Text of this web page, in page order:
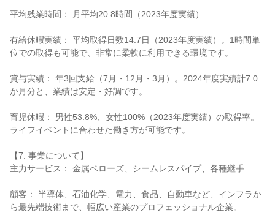
平均残業時間： 月平均20.8時間（2023年度実績）
有給休暇実績： 平均取得日数14.7日（2023年度実績）。1時間単
位での取得も可能で、非常に柔軟に利用できる環境です。
賞与実績： 年3回支給（7月・12月・3月）。2024年度実績計7.0
か月分と、業績は安定・好調です。
育児休暇： 男性53.8%、女性100%（2023年度実績）の取得率。
ライフイベントに合わせた働き方が可能です。
【7. 事業について】
主力サービス： 金属ベローズ、シームレスパイプ、各種継手
顧客： 半導体、石油化学、電力、食品、自動車など、インフラか
ら最先端技術まで、幅広い産業のプロフェッショナル企業。